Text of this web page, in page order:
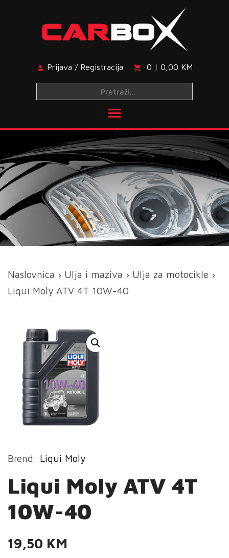
Prijava / Registracija 0 | 0,00 KM
Naslovnica › Ulja i maziva › Ulja za motocikle ›
Liqui Moly ATV 4T 10W-40
Brend: Liqui Moly
Liqui Moly ATV 4T
10W-40
19,50 KM